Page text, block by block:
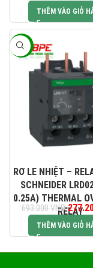
THÊM VÀO GIỎ
-60%
RƠ LE NHIỆT –
SCHNEIDER
0.25A) THERMAL
RELAY
693.000VNĐ Giá
THÊM VÀO GIỎ